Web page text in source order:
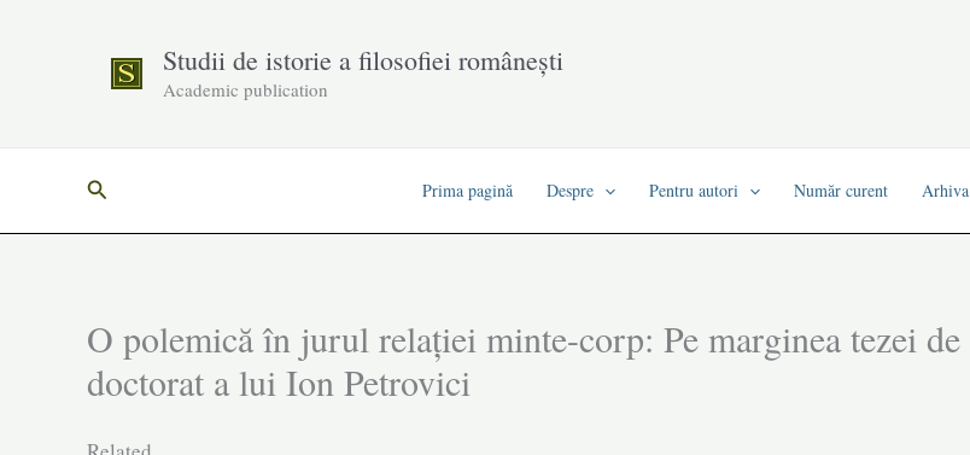
Studii de istorie a filosofiei românești
Academic publication
Search Prima pagină Despre Pentru autori Număr curent Arhiva
O polemică în jurul relației minte-corp: Pe marginea tezei de
doctorat a lui Ion Petrovici